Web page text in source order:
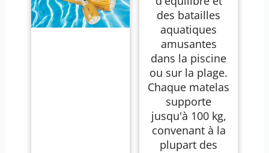
des batailles
aquatiques
amusantes
dans la piscine
ou sur la plage.
Chaque matelas
supporte
jusqu'à 100 kg,
convenant à la
plupart des